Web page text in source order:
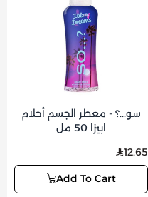
سو...؟ - معطر الجسم أحلام
ابيزا 50 مل
12.65
Add To Cart